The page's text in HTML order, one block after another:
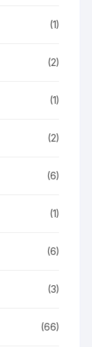
(1)
(2)
(1)
(2)
(6)
(1)
(6)
(3)
(66)